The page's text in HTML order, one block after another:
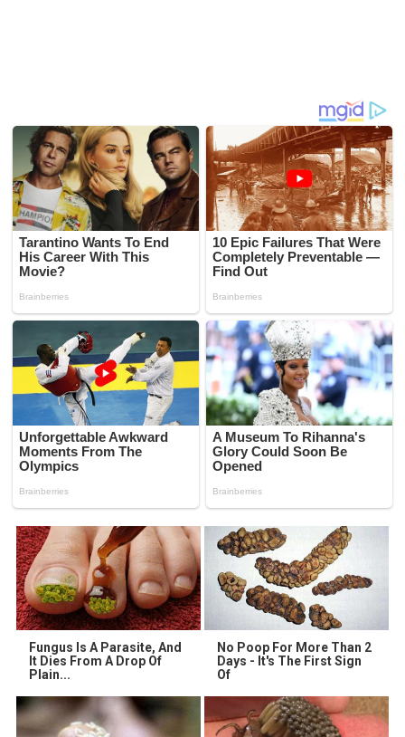
Fungus Is A Parasite, And
It Dies From A Drop Of
Plain...
No Poop For More Than 2
Days - It's The First Sign
Of